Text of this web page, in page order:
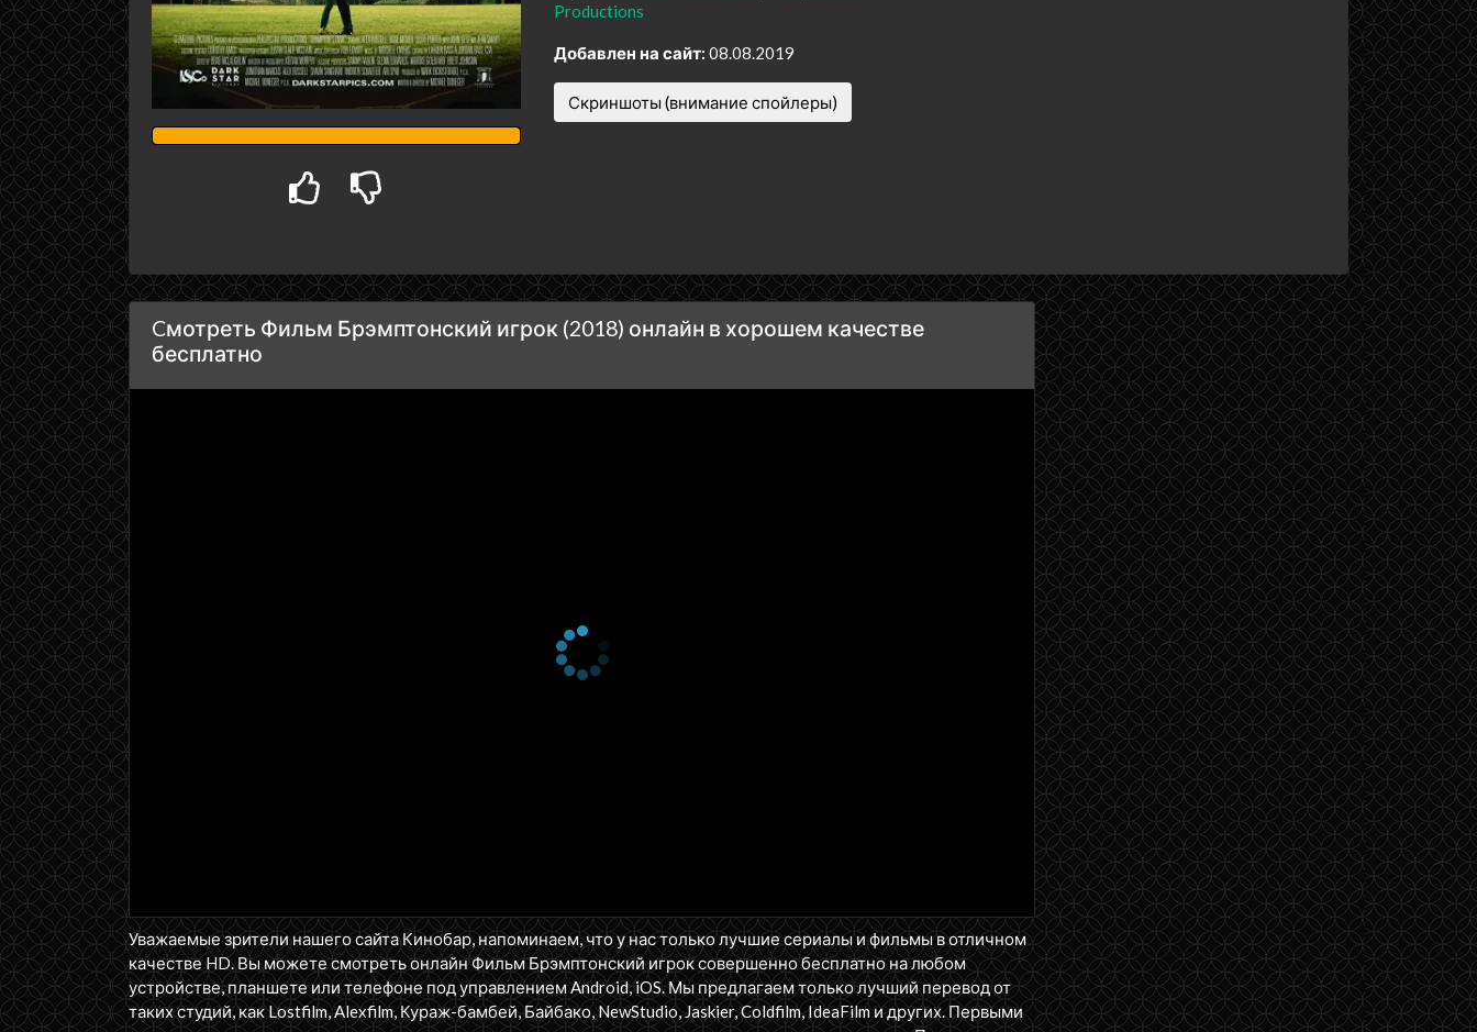
Productions
Добавлен на сайт: 08.08.2019
Скриншоты (внимание спойлеры)
Cмотреть Фильм Брэмптонский игрок (2018) онлайн в хорошем качестве
бесплатно
Уважаемые зрители нашего сайта Кинобар, напоминаем, что у нас только лучшие сериалы и фильмы в отличном
качестве HD. Вы можете смотреть онлайн Фильм Брэмптонский игрок совершенно бесплатно на любом
устройстве, планшете или телефоне под управлением Android, iOS. Мы предлагаем только лучший перевод от
таких студий, как Lostfilm, Alexfilm, Кураж-бамбей, Байбако, NewStudio, Jaskier, Coldfilm, IdeaFilm и других. Первыми